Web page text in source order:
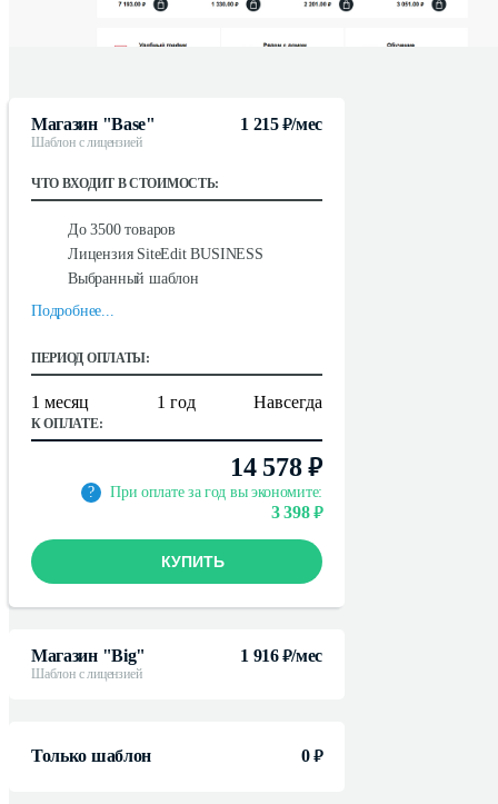
Магазин "Base"
Шаблон с лицензией
1 215руб./мес
ЧТО ВХОДИТ В СТОИМОСТЬ:
До 3500 товаров
Лицензия SiteEditBUSINESS
Выбранный шаблон
Подробнее...
ПЕРИОД ОПЛАТЫ:
1 месяц Навсегда
1 год
К ОПЛАТЕ:
14 578руб.
? При оплате за год вы экономите:
3 398руб.
КУПИТЬ
Магазин "Big"
Шаблон с лицензией
1 916руб./мес
Только шаблон 0руб.